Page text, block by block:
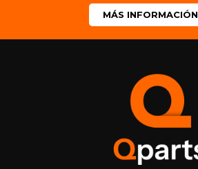
MÁS INFORMACIÓN